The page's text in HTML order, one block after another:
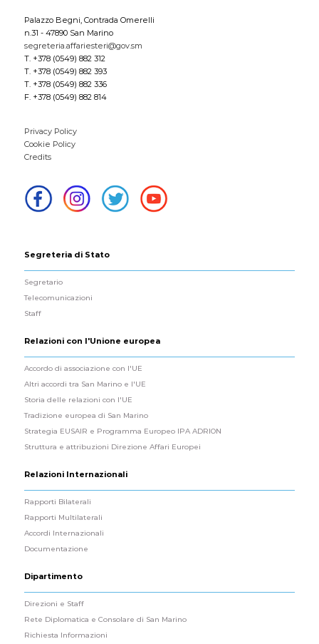
Palazzo Begni, Contrada Omerelli
n.31 - 47890 San Marino
segreteria.affariesteri@gov.sm
T. +378 (0549) 882 312
T. +378 (0549) 882 393
T. +378 (0549) 882 336
F. +378 (0549) 882 814
Privacy Policy
Cookie Policy
Credits
Segreteria di Stato
Segretario
Telecomunicazioni
Staff
Relazioni con l'Unione europea
Accordo di associazione con l'UE
Altri accordi tra San Marino e l'UE
Storia delle relazioni con l'UE
Tradizione europea di San Marino
Strategia EUSAIR e Programma Europeo IPA ADRION
Struttura e attribuzioni Direzione Affari Europei
Relazioni Internazionali
Rapporti Bilaterali
Rapporti Multilaterali
Accordi Internazionali
Documentazione
Dipartimento
Direzioni e Staff
Rete Diplomatica e Consolare di San Marino
Richiesta Informazioni